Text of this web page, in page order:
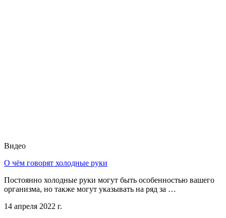
Видео
О чём говорят холодные руки
Постоянно холодные руки могут быть особенностью вашего
организма, но также могут указывать на ряд за …
14 апреля 2022 г.